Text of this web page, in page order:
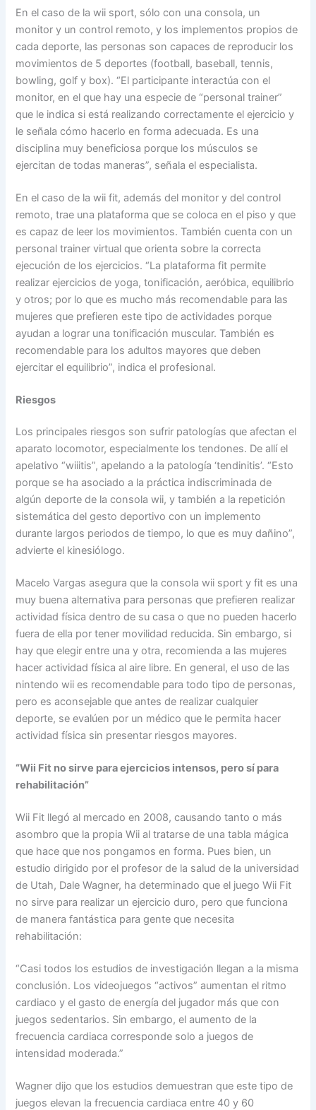
En el caso de la wii sport, sólo con una consola, un
monitor y un control remoto, y los implementos propios de
cada deporte, las personas son capaces de reproducir los
movimientos de 5 deportes (football, baseball, tennis,
bowling, golf y box). “El participante interactúa con el
monitor, en el que hay una especie de “personal trainer”
que le indica si está realizando correctamente el ejercicio y
le señala cómo hacerlo en forma adecuada. Es una
disciplina muy beneficiosa porque los músculos se
ejercitan de todas maneras”, señala el especialista.
En el caso de la wii fit, además del monitor y del control
remoto, trae una plataforma que se coloca en el piso y que
es capaz de leer los movimientos. También cuenta con un
personal trainer virtual que orienta sobre la correcta
ejecución de los ejercicios. “La plataforma fit permite
realizar ejercicios de yoga, tonificación, aeróbica, equilibrio
y otros; por lo que es mucho más recomendable para las
mujeres que prefieren este tipo de actividades porque
ayudan a lograr una tonificación muscular. También es
recomendable para los adultos mayores que deben
ejercitar el equilibrio”, indica el profesional.
Riesgos
Los principales riesgos son sufrir patologías que afectan el
aparato locomotor, especialmente los tendones. De allí el
apelativo “wiiitis”, apelando a la patología ‘tendinitis’. “Esto
porque se ha asociado a la práctica indiscriminada de
algún deporte de la consola wii, y también a la repetición
sistemática del gesto deportivo con un implemento
durante largos periodos de tiempo, lo que es muy dañino”,
advierte el kinesiólogo.
Macelo Vargas asegura que la consola wii sport y fit es una
muy buena alternativa para personas que prefieren realizar
actividad física dentro de su casa o que no pueden hacerlo
fuera de ella por tener movilidad reducida. Sin embargo, si
hay que elegir entre una y otra, recomienda a las mujeres
hacer actividad física al aire libre. En general, el uso de las
nintendo wii es recomendable para todo tipo de personas,
pero es aconsejable que antes de realizar cualquier
deporte, se evalúen por un médico que le permita hacer
actividad física sin presentar riesgos mayores.
“Wii Fit no sirve para ejercicios intensos, pero sí para
rehabilitación”
Wii Fit llegó al mercado en 2008, causando tanto o más
asombro que la propia Wii al tratarse de una tabla mágica
que hace que nos pongamos en forma. Pues bien, un
estudio dirigido por el profesor de la salud de la universidad
de Utah, Dale Wagner, ha determinado que el juego Wii Fit
no sirve para realizar un ejercicio duro, pero que funciona
de manera fantástica para gente que necesita
rehabilitación:
“Casi todos los estudios de investigación llegan a la misma
conclusión. Los videojuegos “activos” aumentan el ritmo
cardiaco y el gasto de energía del jugador más que con
juegos sedentarios. Sin embargo, el aumento de la
frecuencia cardiaca corresponde solo a juegos de
intensidad moderada.”
Wagner dijo que los estudios demuestran que este tipo de
juegos elevan la frecuencia cardiaca entre 40 y 60